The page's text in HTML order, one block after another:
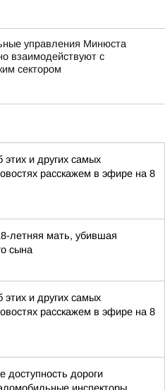
управления Минюста
взаимодействуют с
сектором
этих и других самых
расскажем в эфире на 8
летняя мать, убившая
сына
этих и других самых
расскажем в эфире на 8
доступность дороги